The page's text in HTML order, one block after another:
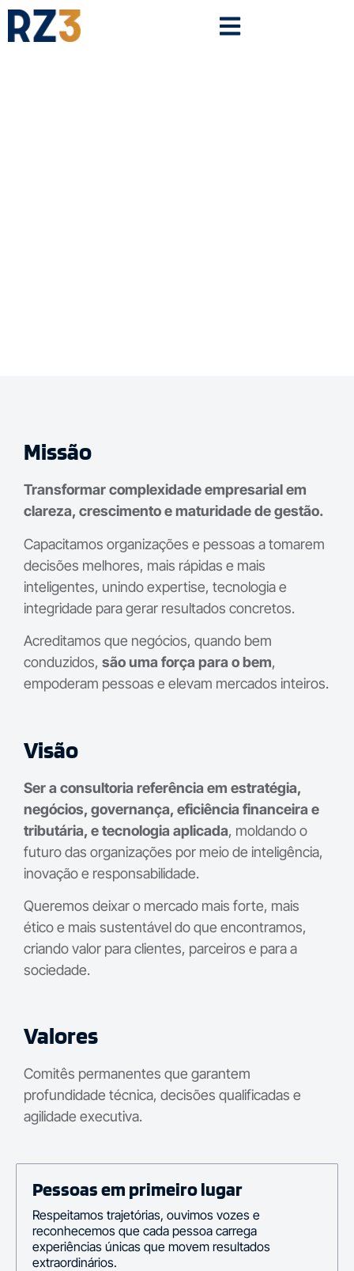
Missão
Transformar complexidade empresarial em
clareza, crescimento e maturidade de gestão.
Capacitamos organizações e pessoas a tomarem
decisões melhores, mais rápidas e mais
inteligentes, unindo expertise, tecnologia e
integridade para gerar resultados concretos.
Acreditamos que negócios, quando bem
conduzidos, são uma força para o bem,
empoderam pessoas e elevam mercados inteiros.
Visão
Ser a consultoria referência em estratégia,
negócios, governança, eficiência financeira e
tributária, e tecnologia aplicada, moldando o
futuro das organizações por meio de inteligência,
inovação e responsabilidade.
Queremos deixar o mercado mais forte, mais
ético e mais sustentável do que encontramos,
criando valor para clientes, parceiros e para a
sociedade.
Valores
Comitês permanentes que garantem
profundidade técnica, decisões qualificadas e
agilidade executiva.
Pessoas em primeiro lugar
Respeitamos trajetórias, ouvimos vozes e
reconhecemos que cada pessoa carrega
experiências únicas que movem resultados
extraordinários.